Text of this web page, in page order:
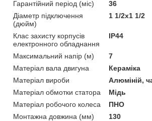
Гарантійний період (міс)
36
Діаметр підключення
(дюйм)
1 1/2x1 1/2
Клас захисту корпусів
електронного обладнання
IP44
Максимальний напір (м)
7
Матеріал вала двигуна
Кераміка
Матеріал вироби
Алюміній,
Матеріал обмотки статора
Мідь
Матеріал робочого колеса
ПНО
Монтажна довжина (мм)
130